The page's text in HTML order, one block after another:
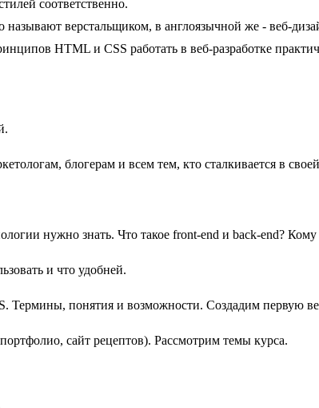
соответственно.
верстальщиком, в англоязычной же - веб-
HTML и CSS работать в веб-разработке
блогерам и всем тем, кто сталкивается в
нужно знать. Что такое front-end и back-end?
и что удобней.
Термины, понятия и возможности. Создадим первую
сайт рецептов). Рассмотрим темы курса.